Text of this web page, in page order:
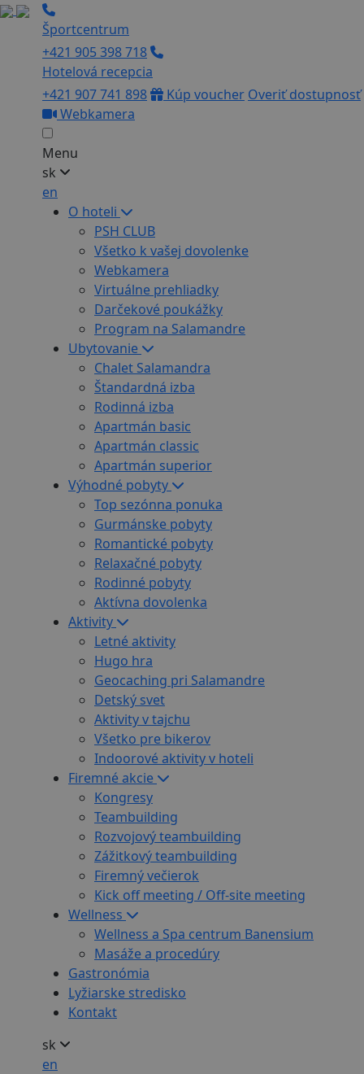
Športcentrum
+421 905 398 718
Hotelová recepcia
+421 907 741 898
Kúp voucher Overiť dostupnosť
Webkamera
Menu
sk
en
O hoteli
PSH CLUB
Všetko k vašej dovolenke
Webkamera
Virtuálne prehliadky
Darčekové poukážky
Program na Salamandre
Ubytovanie
Chalet Salamandra
Štandardná izba
Rodinná izba
Apartmán basic
Apartmán classic
Apartmán superior
Výhodné pobyty
Top sezónna ponuka
Gurmánske pobyty
Romantické pobyty
Relaxačné pobyty
Rodinné pobyty
Aktívna dovolenka
Aktivity
Letné aktivity
Hugo hra
Geocaching pri Salamandre
Detský svet
Aktivity v tajchu
Všetko pre bikerov
Indoorové aktivity v hoteli
Firemné akcie
Kongresy
Teambuilding
Rozvojový teambuilding
Zážitkový teambuilding
Firemný večierok
Kick off meeting / Off-site meeting
Wellness
Wellness a Spa centrum Banensium
Masáže a procedúry
Gastronómia
Lyžiarske stredisko
Kontakt
sk
en